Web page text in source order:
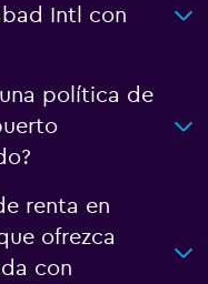
Intl con
política de
renta en
ofrezca
con